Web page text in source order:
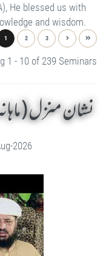
He blessed us with
and wisdom.
1 2 3
1 - 10 of 239 Seminars
نشان منزل (
2026